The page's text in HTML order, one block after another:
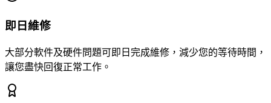
即日維修
大部分軟件及硬件問題可即日完成維修，減少您的等待時間，
讓您盡快回復正常工作。